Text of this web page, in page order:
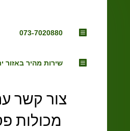

073-7020880
 שירות מהיר באזור
צור קשר
מכולות